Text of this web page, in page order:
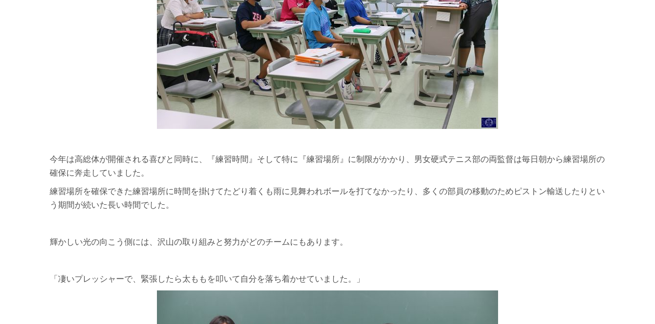
今年は高総体が開催される喜びと同時に、『練習時間』そして特に『練習場所』に制限がかかり、男女硬式テニス部の両監督は毎日朝から練習場所の
確保に奔走していました。
練習場所を確保できた練習場所に時間を掛けてたどり着くも雨に見舞われボールを打てなかったり、多くの部員の移動のためピストン輸送したりとい
う期間が続いた長い時間でした。
輝かしい光の向こう側には、沢山の取り組みと努力がどのチームにもあります。
「凄いプレッシャーで、緊張したら太ももを叩いて自分を落ち着かせていました。」